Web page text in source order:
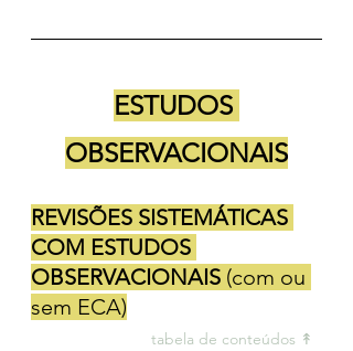
ESTUDOS
OBSERVACIONAIS
REVISÕES SISTEMÁTICAS
COM ESTUDOS
OBSERVACIONAIS (com ou
sem ECA)
tabela de conteúdos ↟